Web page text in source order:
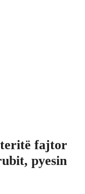
fajtor
pyesin